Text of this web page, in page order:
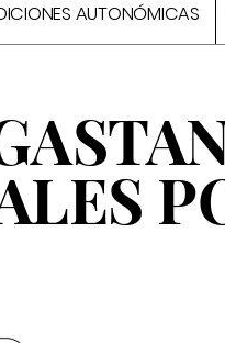
AUTONÓMICAS